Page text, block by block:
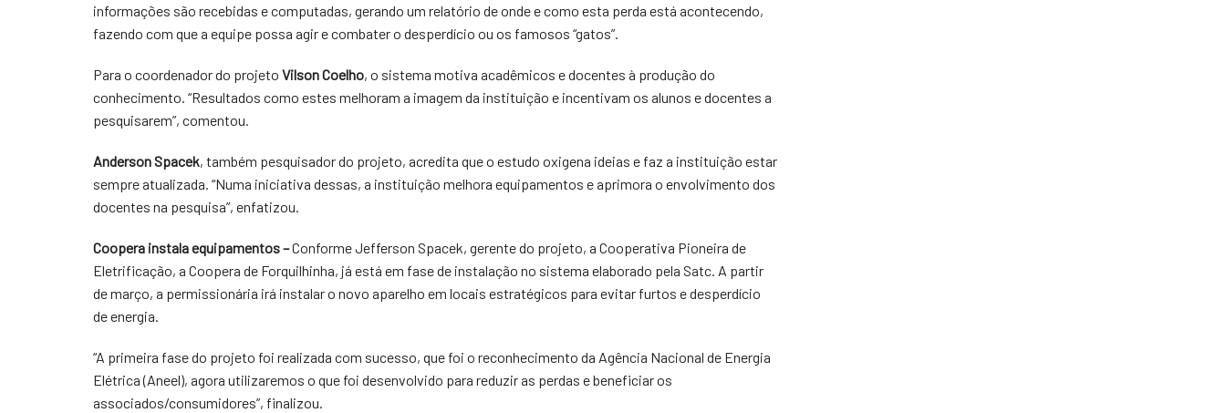
informações são recebidas e computadas, gerando um relatório de onde e como esta perda está acontecendo,
fazendo com que a equipe possa agir e combater o desperdício ou os famosos “gatos”.
Para o coordenador do projeto Vilson Coelho, o sistema motiva acadêmicos e docentes à produção do
conhecimento. “Resultados como estes melhoram a imagem da instituição e incentivam os alunos e docentes a
pesquisarem”, comentou.
Anderson Spacek, também pesquisador do projeto, acredita que o estudo oxigena ideias e faz a instituição estar
sempre atualizada. “Numa iniciativa dessas, a instituição melhora equipamentos e aprimora o envolvimento dos
docentes na pesquisa”, enfatizou.
Coopera instala equipamentos –Conforme Jefferson Spacek, gerente do projeto, a Cooperativa Pioneira de
Eletrificação, a Coopera de Forquilhinha, já está em fase de instalação no sistema elaborado pela Satc. A partir
de março, a permissionária irá instalar o novo aparelho em locais estratégicos para evitar furtos e desperdício
de energia.
“A primeira fase do projeto foi realizada com sucesso, que foi o reconhecimento da Agência Nacional de Energia
Elétrica (Aneel), agora utilizaremos o que foi desenvolvido para reduzir as perdas e beneficiar os
associados/consumidores”, finalizou.